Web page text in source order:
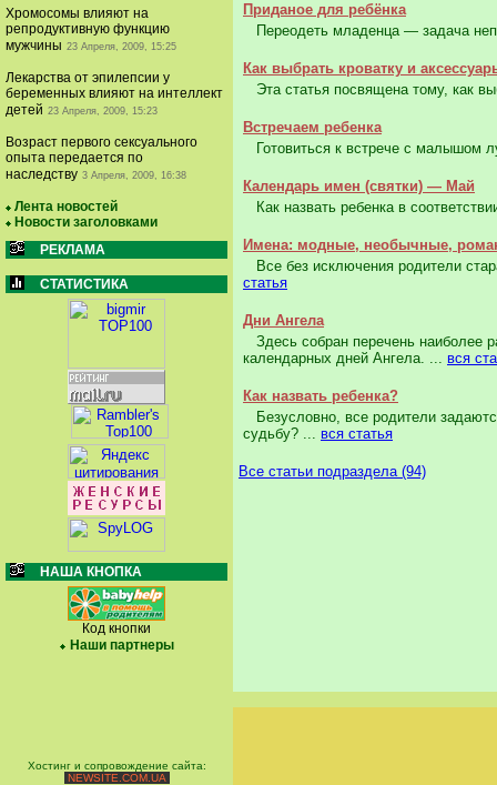
Хромосомы влияют на
репродуктивную функцию
мужчины 23 Апреля, 2009, 15:25
Лекарства от эпилепсии у
беременных влияют на интеллект
детей 23 Апреля, 2009, 15:23
Возраст первого сексуального
опыта передается по
наследству 3 Апреля, 2009, 16:38
Лента новостей
Новости заголовками
РЕКЛАМА
СТАТИСТИКА
НАША КНОПКА
Код кнопки
Наши партнеры
Приданое для ребёнка
Переодеть младенца — задача
Как выбрать кроватку и
Эта статья посвящена тому, как
Встречаем ребенка
Готовиться к встрече с малышом
Календарь имен (святки) — Май
Как назвать ребенка в
Имена: модные, необычные,
Все без исключения родители
статья
Дни Ангела
Здесь собран перечень наиболее
календарных дней Ангела. ... вся
Как назвать ребенка?
Безусловно, все родители
судьбу? ... вся статья
Все статьи подраздела (94)
Хостинг и сопровождение сайта:
NEWSITE.COM.UA